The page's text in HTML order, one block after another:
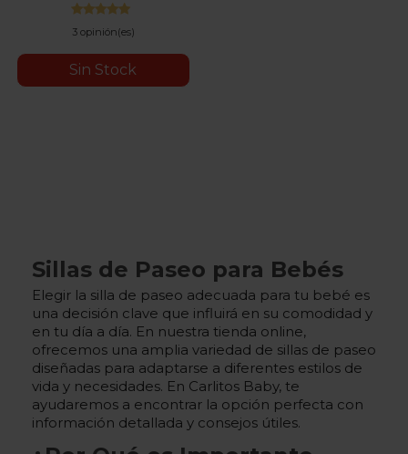
BlackWhite
3 opinión(es)
Sin Stock
Sillas de Paseo para Bebés
Elegir la silla de paseo adecuada para tu bebé es
una decisión clave que influirá en su comodidad y
en tu día a día. En nuestra tienda online,
ofrecemos una amplia variedad de sillas de paseo
diseñadas para adaptarse a diferentes estilos de
vida y necesidades. En Carlitos Baby, te
ayudaremos a encontrar la opción perfecta con
información detallada y consejos útiles.